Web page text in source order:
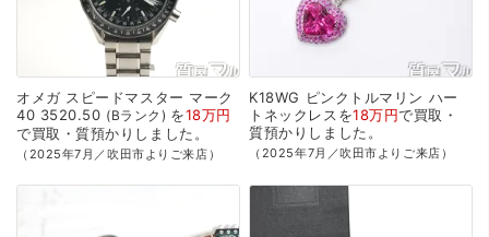
オメガ スピードマスター マーク
40 3520.50 Bランク を18万円
で買取・質預かり しました。
（2025年7月／吹田市よりご来店）
K18WG ピンクトルマリン ハー
トネックレスを18万円で買取・
質預かり しました。
（2025年7月／吹田市よりご来店）